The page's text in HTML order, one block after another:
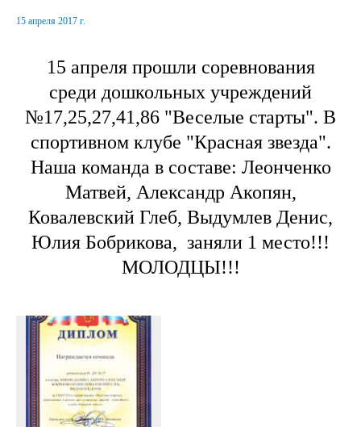
15 апреля 2017 г.
15 апреля прошли соревнования
среди дошкольных учреждений
№17,25,27,41,86 "Веселые старты". В
спортивном клубе "Красная звезда".
Наша команда в составе: Леонченко
Матвей, Александр Акопян,
Ковалевский Глеб, Выдумлев Денис,
Юлия Бобрикова, заняли 1 место!!!
МОЛОДЦЫ!!!